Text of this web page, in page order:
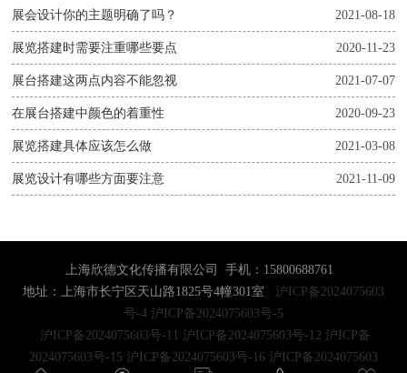
2021-08-18
展会设计你的主题明确了吗？
2020-11-23
展览搭建时需要注重哪些要点
2021-07-07
展台搭建这两点内容不能忽视
2020-09-23
在展台搭建中颜色的着重性
2021-03-08
展览搭建具体应该怎么做
2021-11-09
展览设计有哪些方面要注意
上海欣德文化传播有限公司 手机：15800688761
地址：上海市长宁区天山路1825号4幢301室 沪ICP备2024075603
号-4 沪ICP备2024075603号-5
沪ICP备2024075603号-11 沪ICP备2024075603号-12 沪ICP备
2024075603号-15 沪ICP备2024075603号-16 沪ICP备2024075603